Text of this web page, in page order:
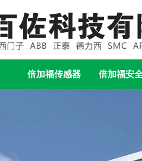
倍加福传感器 倍加福安